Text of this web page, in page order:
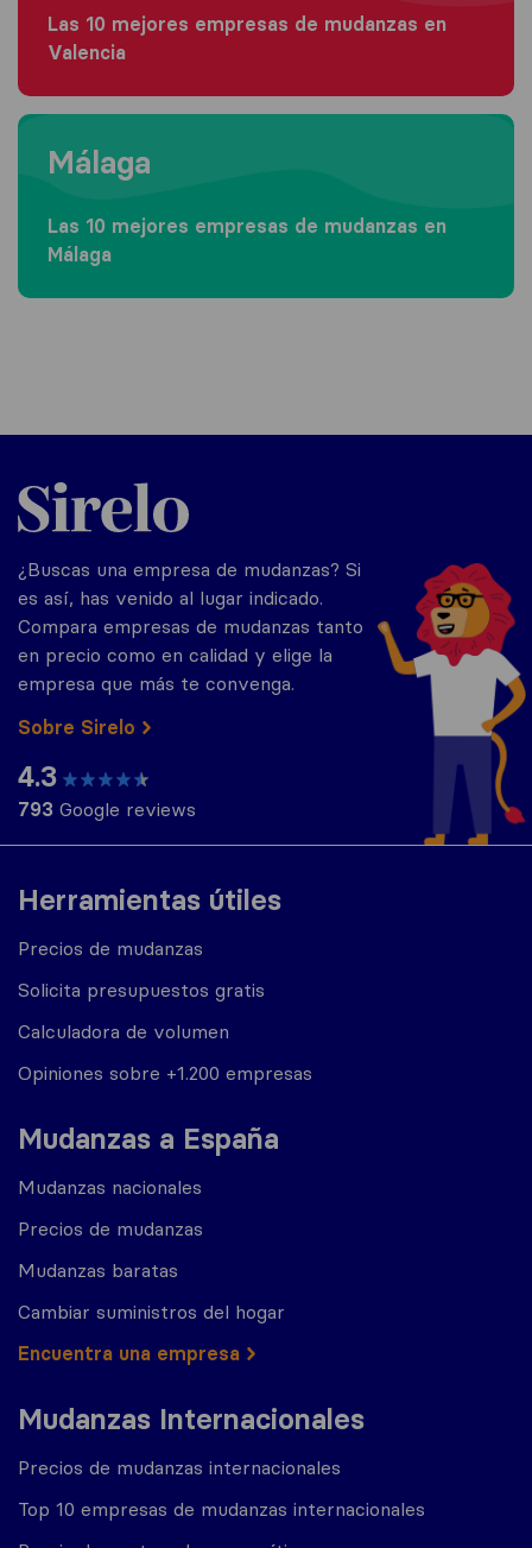
Las 10 mejores empresas de mudanzas en
Valencia
Moving to Málaga
Málaga
Las 10 mejores empresas de mudanzas en
Málaga
Herramientas útiles
Precios de mudanzas
Solicita presupuestos gratis
Calculadora de volumen
Opiniones sobre +1.200 empresas
Mudanzas a España
Mudanzas nacionales
Precios de mudanzas
Mudanzas baratas
Cambiar suministros del hogar
Encuentra una empresa
Mudanzas Internacionales
Precios de mudanzas internacionales
Top 10 empresas de mudanzas internacionales
Sirelo.es
¿Buscas una empresa de mudanzas? Si
es así, has venido al lugar indicado.
Compara empresas de mudanzas tanto
en precio como en calidad y elige la
empresa que más te convenga.
Sobre Sirelo
4.3
793 Google reviews